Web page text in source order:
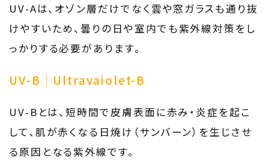
UV-Aは、オゾン層だけでなく雲や窓ガラスも通り抜
けやすいため、曇りの日や室内でも紫外線対策をし
っかりする必要があります。
UV-B｜Ultravaiolet-B
UV-Bとは、短時間で皮膚表面に赤み・炎症を起こ
して､肌が赤くなる日焼け（サンバーン）を生じさせ
る原因となる紫外線です。